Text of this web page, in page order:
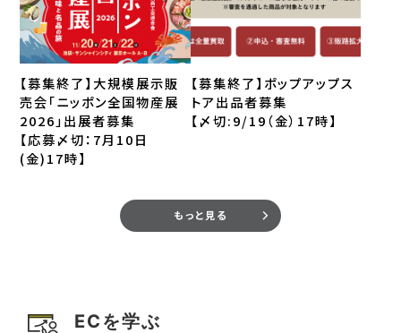
【募集終了】大規模展示販
売会「ニッポン全国物産展
2026」出展者募集
【応募〆切：7月10日
(金)17時】
【募集終了】ポップアップス
トア出品者募集
【〆切:9/19（金）17時】
もっと見る
ECを学ぶ